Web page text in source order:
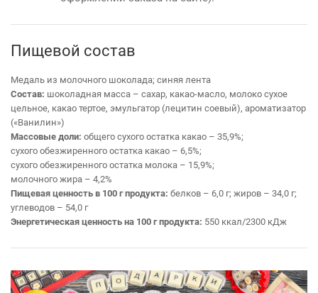
Пищевой состав
Медаль из молочного шоколада; синяя лента
Состав: шоколадная масса – сахар, какао-масло, молоко сухое
цельное, какао тертое, эмульгатор (лецитин соевый), ароматизатор
(«Ванилин»)
Массовые доли: общего сухого остатка какао – 35,9%;
сухого обезжиренного остатка какао – 6,5%;
сухого обезжиренного остатка молока – 15,9%;
молочного жира – 4,2%
Пищевая ценность в 100 г продукта: белков – 6,0 г; жиров – 34,0 г;
углеводов – 54,0 г
Энергетическая ценность на 100 г продукта: 550 ккал/2300 кДж